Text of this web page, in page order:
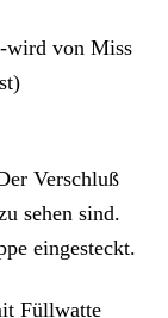
wird von Miss
Verschluß
sehen sind.
eingesteckt.
Füllwatte